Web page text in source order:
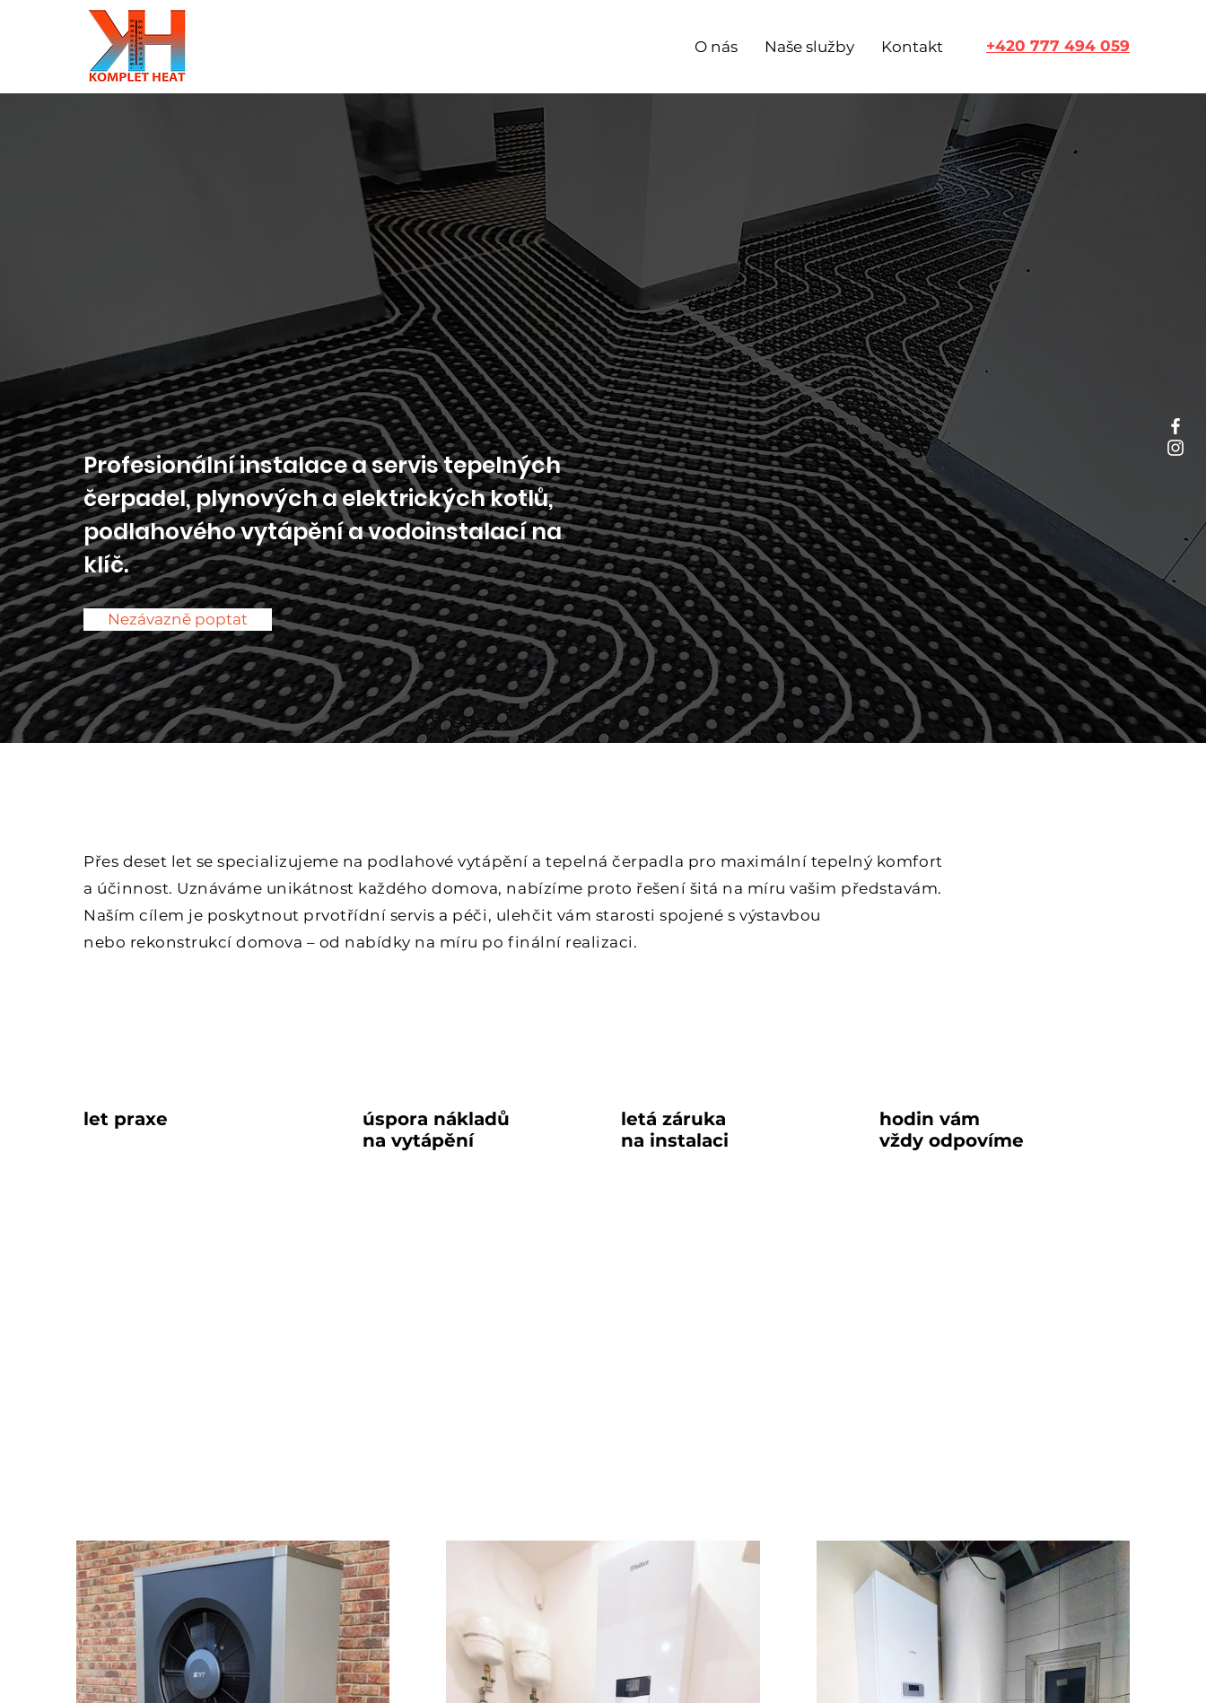
O nás Naše služby Kontakt +420 777 494 059
Váš domov
v teple
a pohodě
Profesionální instalace a servis tepelných
čerpadel, plynových a elektrických kotlů,
podlahového vytápění a vodoinstalací na
klíč.
Nezávazně poptat
Přes deset let se specializujeme na podlahové vytápění a tepelná čerpadla pro maximální tepelný komfort
a účinnost. Uznáváme unikátnost každého domova, nabízíme proto řešení šitá na míru vašim představám.
Naším cílem je poskytnout prvotřídní servis a péči, ulehčit vám starosti spojené s výstavbou
nebo rekonstrukcí domova – od nabídky na míru po finální realizaci.
let praxe
úspora nákladů
na vytápění
letá záruka
na instalaci
hodin vám
vždy odpovíme